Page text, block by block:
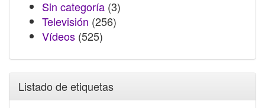
Sin categoría (3)
Televisión (256)
Vídeos (525)
Listado de etiquetas